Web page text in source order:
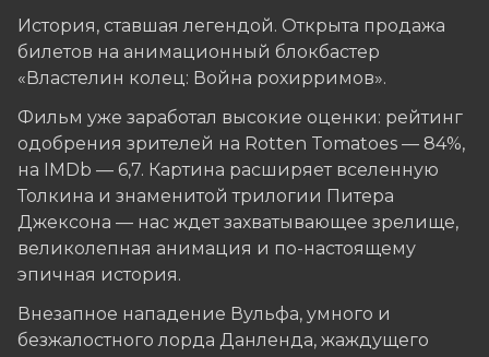
История, ставшая легендой. Открыта продажа
билетов на анимационный блокбастер
«Властелин колец: Война рохирримов».
Фильм уже заработал высокие оценки: рейтинг
одобрения зрителей на Rotten Tomatoes — 84%,
на IMDb — 6,7. Картина расширяет вселенную
Толкина и знаменитой трилогии Питера
Джексона — нас ждет захватывающее зрелище,
великолепная анимация и по-настоящему
эпичная история.
Внезапное нападение Вульфа, умного и
безжалостного лорда Данленда, жаждущего